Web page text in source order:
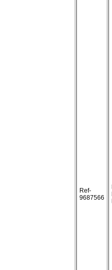
Ref-
9687566